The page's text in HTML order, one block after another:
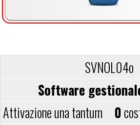
SVNOL04o
Software
0